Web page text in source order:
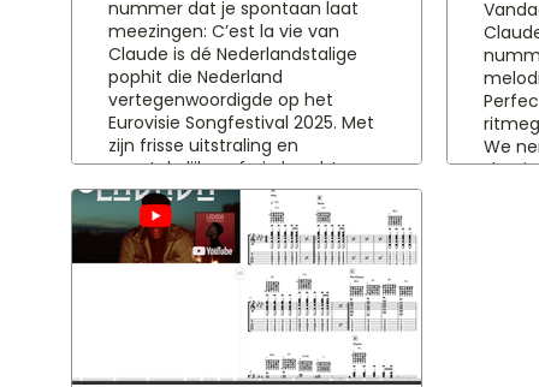
nummer dat je spontaan laat
meezingen: C’est la vie van
Claude is dé Nederlandstalige
pophit die Nederland
vertegenwoordigde op het
Eurovisie Songfestival 2025. Met
zijn frisse uitstraling en
aanstekelijke refrein bracht
Claude een boodschap van
optimisme en veerkracht,
verpakt in een radiovriendelijke
popproductie. 🎸 Op gitaar ligt
de nadruk vooral op de
backbeat: accenten op de
tweede en vierde tel, samen
met de snaredrum. Het lijkt
eenvoudig, maar vraagt om
We